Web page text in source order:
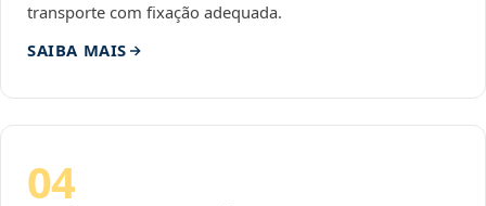
transporte com fixação adequada.
SAIBA MAIS
04